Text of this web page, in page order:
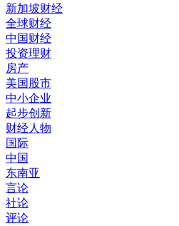
新加坡财经
全球财经
中国财经
投资理财
房产
美国股市
中小企业
起步创新
财经人物
国际
中国
东南亚
言论
社论
评论